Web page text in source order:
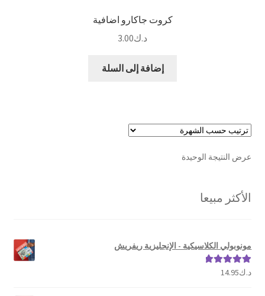
كروت جاكارو اضافية
د.ك3.00
إضافة إلى السلة
عرض النتيجة الوحيدة
الأكثر مبيعا
مونوبولي الكلاسيكية - الإنجليزية ريفريش
تم التقييم
د.ك14.95